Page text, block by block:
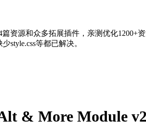
资源和众多拓展插件，亲测优化1200+
style.css等都已解决。
& More Module